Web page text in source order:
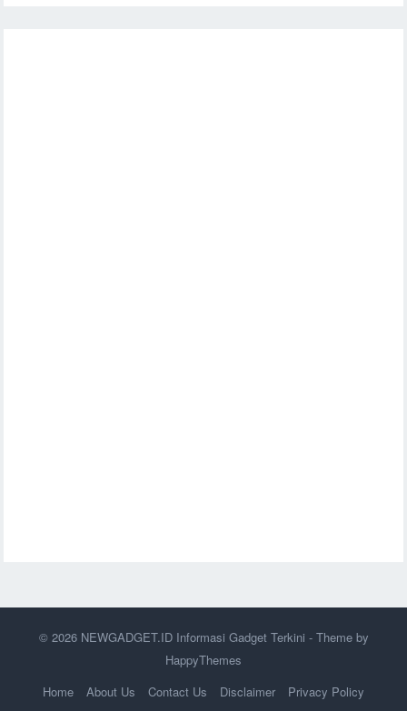
© 2026 NEWGADGET.ID Informasi Gadget Terkini - Theme by
HappyThemes
Home
About Us Contact Us Disclaimer Privacy Policy